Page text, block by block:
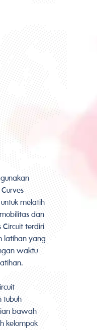
melatih
dan
Circuit terdiri
latihan yang
waktu
tubuh
bawah
kelompok